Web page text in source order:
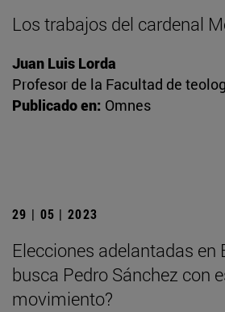
Los trabajos del cardenal
Juan Luis Lorda
Profesor de la Facultad de
Publicado en: Omnes
29 | 05 | 2023
Elecciones adelantadas en
busca Pedro Sánchez con
movimiento?